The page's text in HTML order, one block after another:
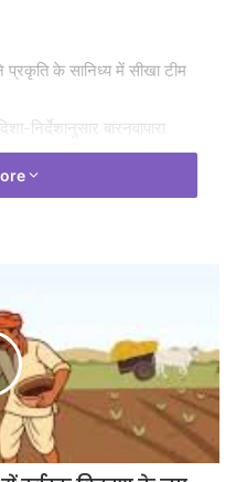
निर्देशानुसार बारनवापारा
समर कैंप का सफल आयोजन
कैंप का मुख्य उद्देश्य बच्चों को
का आनंद लिया और इस कैंप को
से दूर बच्चों को कला और खेल-
विकास के लिए प्रतिदिन सुबह कई
को प्रतिदिन सुबह जंगल ट्रेक
जाता था, जहां उन्होंने वन्यजीवों